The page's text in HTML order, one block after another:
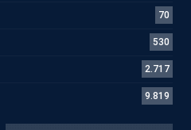
70
530
2.717
9.819